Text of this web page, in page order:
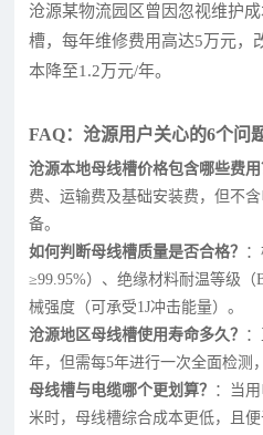
沧源某物流园区曾因忽视维护
槽，每年维修费用高达5万元，
本降至1.2万元/年。
FAQ：沧源用户关心的6个问
沧源本地母线槽价格包含哪些费用
费、运输费及基础安装费，但不
备。
如何判断母线槽质量是否合格？
≥99.95%）、绝缘材料耐温等级
械强度（可承受1J冲击能量）。
沧源地区母线槽使用寿命多久？
年，但需每5年进行一次全面检测
母线槽与电缆哪个更划算？ ：当
米时，母线槽综合成本更低，且便